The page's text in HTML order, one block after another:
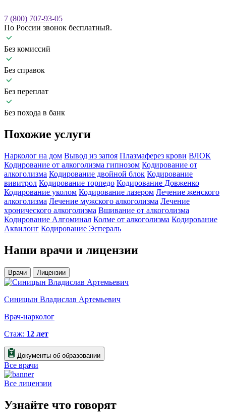
7 (800) 707-93-05
По России звонок бесплатный.
Без комиссий
Без справок
Без переплат
Без похода в банк
Похожие услуги
Нарколог на дом Вывод из запоя Плазмаферез крови ВЛОК
Кодирование от алкоголизма гипнозом Кодирование от
алкоголизма Кодирование двойной блок Кодирование
вивитрол Кодирование торпедо Кодирование Довженко
Кодирование уколом Кодирование лазером Лечение женского
алкоголизма Лечение мужского алкоголизма Лечение
хронического алкоголизма Вшивание от алкоголизма
Кодирование Алгоминал Колме от алкоголизма Кодирование
Аквилонг Кодирование Эспераль
Наши врачи и лицензии
Врачи Лицензии
Синицын Владислав Артемьевич
Врач-нарколог
Стаж: 12 лет
Документы об образовании
Все врачи
Все лицензии
Узнайте что говорят